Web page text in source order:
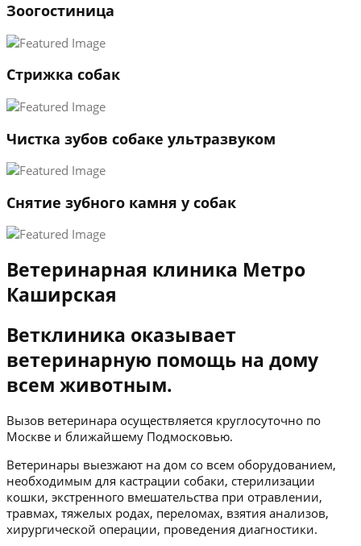
2
→
Зоогостиница
Стрижка собак
Чистка зубов собаке ультразвуком
Снятие зубного камня у собак
Ветеринарная клиника Метро
Каширская
Ветклиника оказывает
ветеринарную помощь на дому
всем животным.
Вызов ветеринара осуществляется круглосуточно по
Москве и ближайшему Подмосковью.
Ветеринары выезжают на дом со всем оборудованием,
необходимым для кастрации собаки, стерилизации
кошки, экстренного вмешательства при отравлении,
травмах, тяжелых родах, переломах, взятия анализов,
хирургической операции, проведения диагностики.